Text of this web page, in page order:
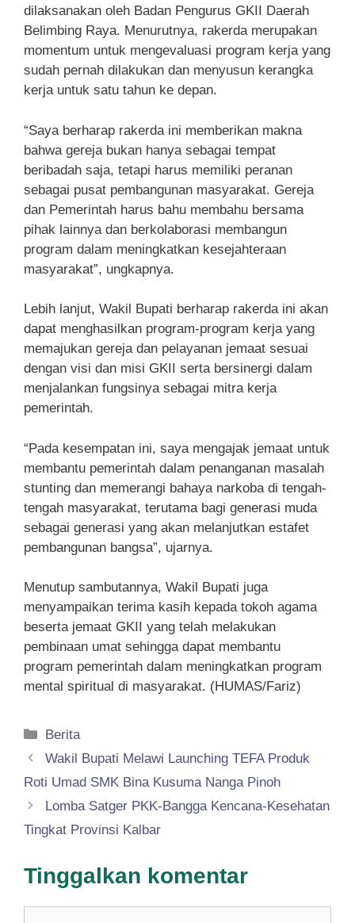
dilaksanakan oleh Badan Pengurus GKII Daerah
Belimbing Raya. Menurutnya, rakerda merupakan
momentum untuk mengevaluasi program kerja yang
sudah pernah dilakukan dan menyusun kerangka
kerja untuk satu tahun ke depan.
“Saya berharap rakerda ini memberikan makna
bahwa gereja bukan hanya sebagai tempat
beribadah saja, tetapi harus memiliki peranan
sebagai pusat pembangunan masyarakat. Gereja
dan Pemerintah harus bahu membahu bersama
pihak lainnya dan berkolaborasi membangun
program dalam meningkatkan kesejahteraan
masyarakat”, ungkapnya.
Lebih lanjut, Wakil Bupati berharap rakerda ini akan
dapat menghasilkan program-program kerja yang
memajukan gereja dan pelayanan jemaat sesuai
dengan visi dan misi GKII serta bersinergi dalam
menjalankan fungsinya sebagai mitra kerja
pemerintah.
“Pada kesempatan ini, saya mengajak jemaat untuk
membantu pemerintah dalam penanganan masalah
stunting dan memerangi bahaya narkoba di tengah-
tengah masyarakat, terutama bagi generasi muda
sebagai generasi yang akan melanjutkan estafet
pembangunan bangsa”, ujarnya.
Menutup sambutannya, Wakil Bupati juga
menyampaikan terima kasih kepada tokoh agama
beserta jemaat GKII yang telah melakukan
pembinaan umat sehingga dapat membantu
program pemerintah dalam meningkatkan program
mental spiritual di masyarakat. (HUMAS/Fariz)
Kategori
Berita
Wakil Bupati Melawi Launching TEFA Produk
Roti Umad SMK Bina Kusuma Nanga Pinoh
Lomba Satger PKK-Bangga Kencana-Kesehatan
Tingkat Provinsi Kalbar
Tinggalkan komentar